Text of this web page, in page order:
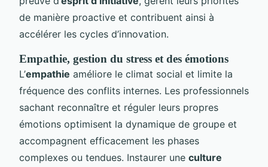
de manière proactive et contribuent ainsi à
accélérer les cycles d’innovation.
Empathie, gestion du stress et des émotions
L’empathie améliore le climat social et limite la
fréquence des conflits internes. Les professionnels
sachant reconnaître et réguler leurs propres
émotions optimisent la dynamique de groupe et
accompagnent efficacement les phases
complexes ou tendues. Instaurer une culture